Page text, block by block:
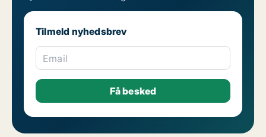
Tilmeld nyhedsbrev
Email